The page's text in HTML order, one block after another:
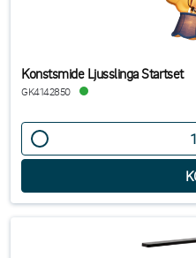
Konstsmide Ljusslinga Startset
GK4142850